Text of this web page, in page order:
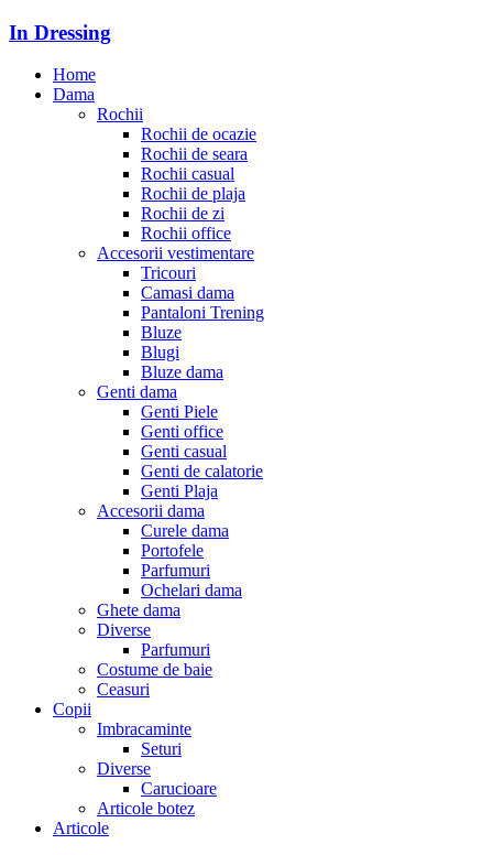
In Dressing
Home
Dama
Rochii
Rochii de ocazie
Rochii de seara
Rochii casual
Rochii de plaja
Rochii de zi
Rochii office
Accesorii vestimentare
Tricouri
Camasi dama
Pantaloni Trening
Bluze
Blugi
Bluze dama
Genti dama
Genti Piele
Genti office
Genti casual
Genti de calatorie
Genti Plaja
Accesorii dama
Curele dama
Portofele
Parfumuri
Ochelari dama
Ghete dama
Diverse
Parfumuri
Costume de baie
Ceasuri
Copii
Imbracaminte
Seturi
Diverse
Carucioare
Articole botez
Articole